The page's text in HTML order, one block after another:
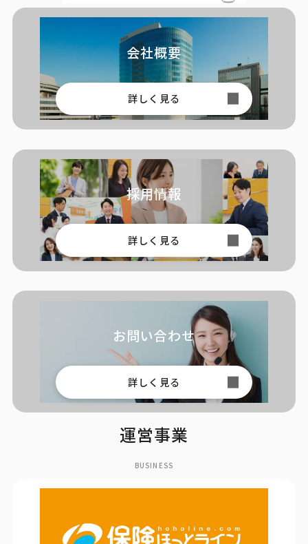
会社概要
詳しく見る
採用情報
詳しく見る
お問い合わせ
詳しく見る
運営事業
BUSINESS